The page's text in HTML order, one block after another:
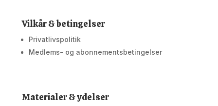
Vilkår & betingelser
Privatlivspolitik
Medlems- og abonnementsbetingelser
Materialer & ydelser